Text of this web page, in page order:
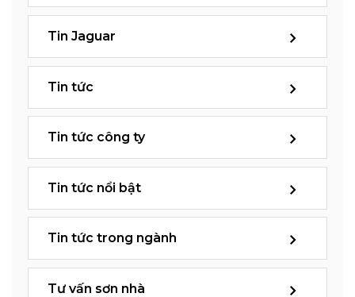
Tin Jaguar
Tin tức
Tin tức công ty
Tin tức nổi bật
Tin tức trong ngành
Tư vấn sơn nhà